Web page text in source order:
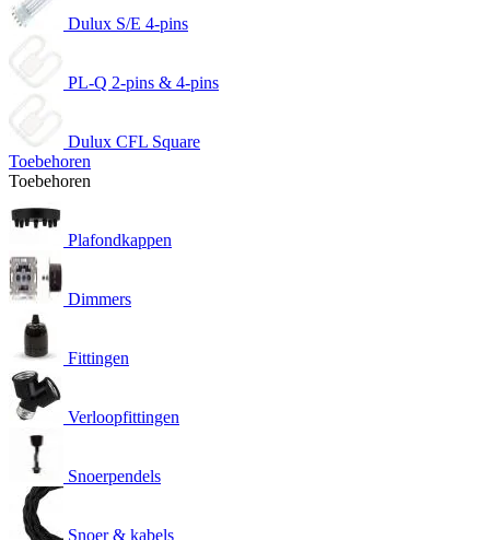
Dulux S/E 4-pins
PL-Q 2-pins & 4-pins
Dulux CFL Square
Toebehoren
Toebehoren
Plafondkappen
Dimmers
Fittingen
Verloopfittingen
Snoerpendels
Snoer & kabels